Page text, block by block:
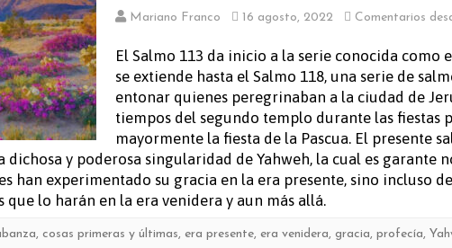
Mariano Franco 16 agosto, 2022 Comentarios
El Salmo 113 da inicio a la serie conocida como
se extiende hasta el Salmo 118, una serie de
entonar quienes peregrinaban a la ciudad de
tiempos del segundo templo durante las fiestas
mayormente la fiesta de la Pascua. El presente
dichosa y poderosa singularidad de Yahweh, la cual es garante
han experimentado su gracia en la era presente, sino incluso
que lo harán en la era venidera y aun más allá.
, cosas primeras y últimas, era presente, era venidera, gracia, profecía,